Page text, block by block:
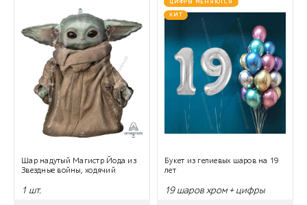
Шар надутый Магистр Йода из
Звездные войны, ходячий
1 шт.
ЦИФРЫ МЕНЯЮТСЯ
ХИТ
Букет из гелиевых шаров на 19
лет
19 шаров хром + цифры